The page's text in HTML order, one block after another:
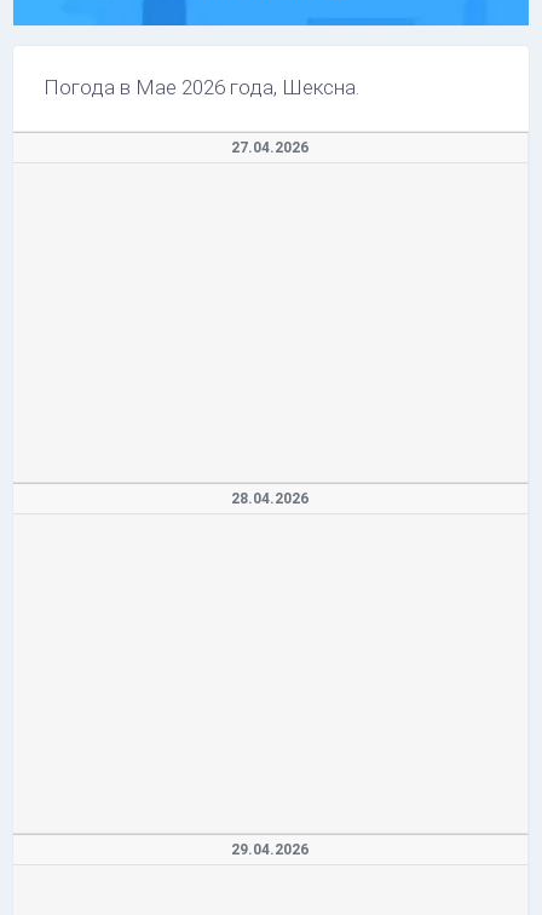
Погода в Мае 2026 года, Шексна.
27.04.2026
28.04.2026
29.04.2026